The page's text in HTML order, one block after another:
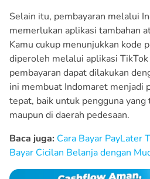
Selain itu, pembayaran melalui
memerlukan aplikasi tambahan
Kamu cukup menunjukkan kode
diperoleh melalui aplikasi TikTok
pembayaran dapat dilakukan
ini membuat Indomaret menjadi
tepat, baik untuk pengguna
maupun di daerah pedesaan.
Baca juga: Cara Bayar PayLater
Bayar Cicilan Belanja dengan